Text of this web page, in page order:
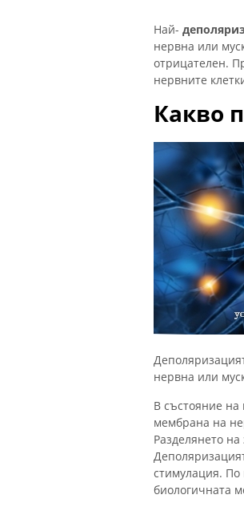
Най-
нервна или
отрицателен.
нервните
Какво
нервна или
В състояние
мембрана на
Разделянето
стимулация. По
биологичната